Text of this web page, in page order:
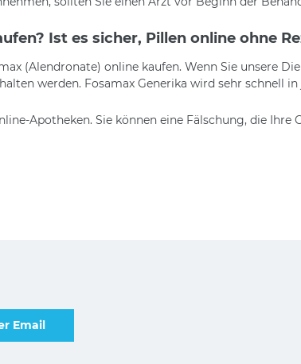
Ist es sicher, Pillen online ohne
(Alendronate) online kaufen. Wenn Sie unsere
werden. Fosamax Generika wird sehr schnell
Apotheken. Sie können eine Fälschung, die Ihre
Email